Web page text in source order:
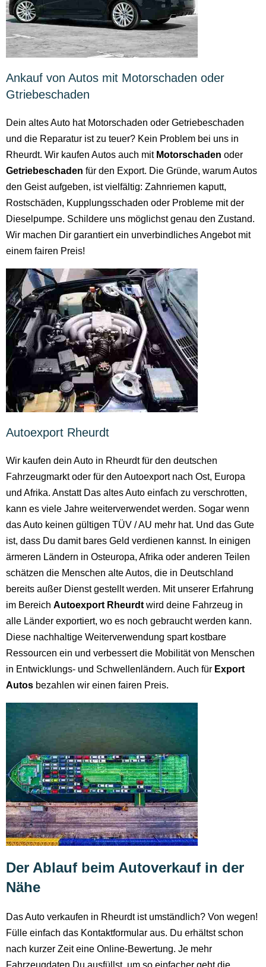
Ankauf von Autos mit Motorschaden oder
Gtriebeschaden
Dein altes Auto hat Motorschaden oder Getriebeschaden
und die Reparatur ist zu teuer? Kein Problem bei uns in
Rheurdt. Wir kaufen Autos auch mit Motorschaden oder
Getriebeschaden für den Export. Die Gründe, warum Autos
den Geist aufgeben, ist vielfältig: Zahnriemen kaputt,
Rostschäden, Kupplungsschaden oder Probleme mit der
Dieselpumpe. Schildere uns möglichst genau den Zustand.
Wir machen Dir garantiert ein unverbindliches Angebot mit
einem fairen Preis!
Autoexport Rheurdt
Wir kaufen dein Auto in Rheurdt für den deutschen
Fahrzeugmarkt oder für den Autoexport nach Ost, Europa
und Afrika. Anstatt Das altes Auto einfach zu verschrotten,
kann es viele Jahre weiterverwendet werden. Sogar wenn
das Auto keinen gültigen TÜV / AU mehr hat. Und das Gute
ist, dass Du damit bares Geld verdienen kannst. In einigen
ärmeren Ländern in Osteuropa, Afrika oder anderen Teilen
schätzen die Menschen alte Autos, die in Deutschland
bereits außer Dienst gestellt werden. Mit unserer Erfahrung
im Bereich Autoexport Rheurdt wird deine Fahrzeug in
alle Länder exportiert, wo es noch gebraucht werden kann.
Diese nachhaltige Weiterverwendung spart kostbare
Ressourcen ein und verbessert die Mobilität von Menschen
in Entwicklungs- und Schwellenländern. Auch für Export
Autos bezahlen wir einen fairen Preis.
Der Ablauf beim Autoverkauf in der
Nähe
Das Auto verkaufen in Rheurdt ist umständlich? Von wegen!
Fülle einfach das Kontaktformular aus. Du erhältst schon
nach kurzer Zeit eine Online-Bewertung. Je mehr
Fahrzeugdaten Du ausfüllst, um so einfacher geht die